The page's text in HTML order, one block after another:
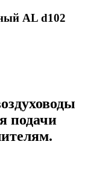
AL d102
подачи